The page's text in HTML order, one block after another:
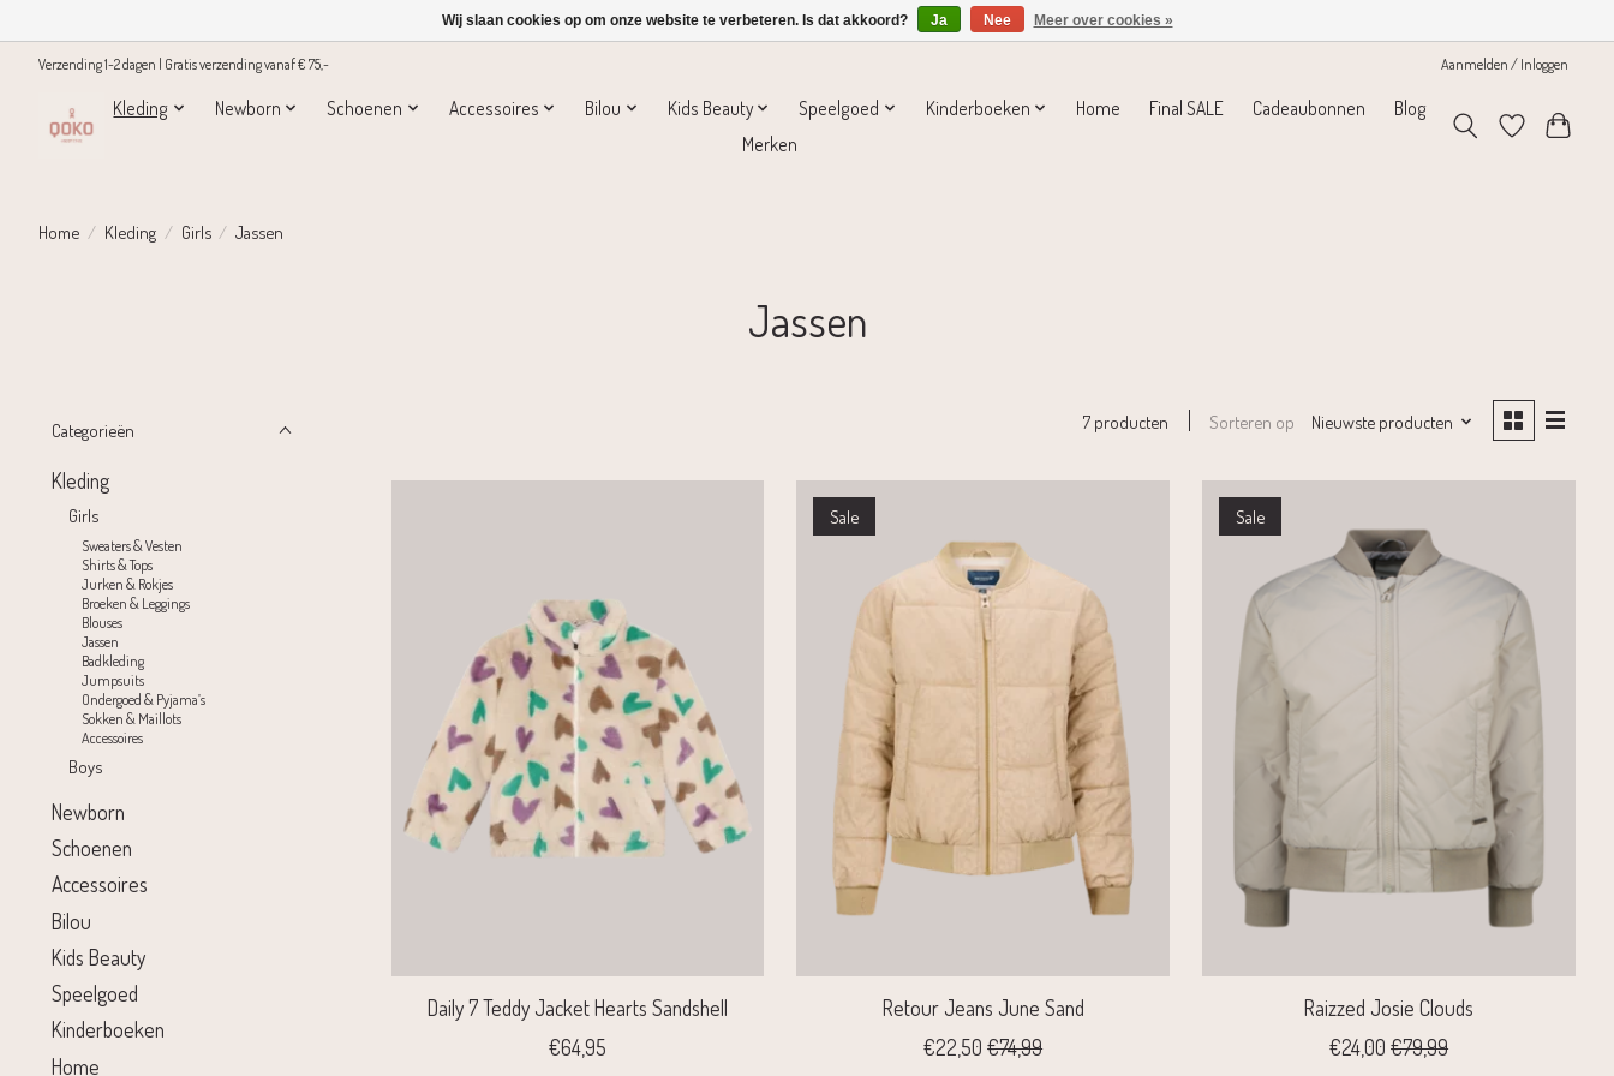
Verzending 1-2 dagen | Gratis verzending vanaf € 75,- Aanmelden / Inloggen
Kleding Newborn Schoenen Accessoires Bilou Kids Beauty Speelgoed Kinderboeken Home Final SALE Cadeaubonnen
Blog
Merken
Home / Kleding / Girls / Jassen
Jassen
Categorieën
Kleding
Girls
Sweaters & Vesten
Shirts & Tops
Jurken & Rokjes
Broeken & Leggings
Blouses
Jassen
Badkleding
Jumpsuits
Ondergoed & Pyjama’s
Sokken & Maillots
Accessoires
Boys
Newborn
Schoenen
Accessoires
Bilou
Kids Beauty
Speelgoed
Kinderboeken
Home
7 producten Sorteren op Nieuwste producten
Daily 7 Teddy Jacket Hearts Sandshell
€64,95
Sale
Retour Jeans June Sand
€22,50 €74,99
Sale
Raizzed Josie Clouds
€24,00 €79,99
Wij slaan cookies op om onze website te verbeteren. Is dat akkoord? Ja Nee Meer over cookies »